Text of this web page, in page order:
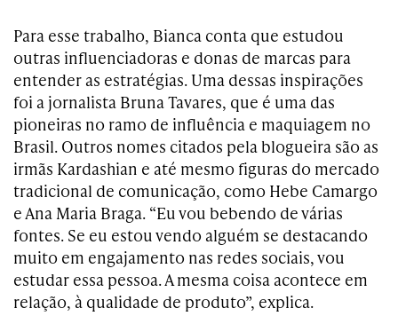
Para esse trabalho, Bianca conta que estudou
outras influenciadoras e donas de marcas para
entender as estratégias. Uma dessas inspirações
foi a jornalista Bruna Tavares, que é uma das
pioneiras no ramo de influência e maquiagem no
Brasil. Outros nomes citados pela blogueira são as
irmãs Kardashian e até mesmo figuras do mercado
tradicional de comunicação, como Hebe Camargo
e Ana Maria Braga. “Eu vou bebendo de várias
fontes. Se eu estou vendo alguém se destacando
muito em engajamento nas redes sociais, vou
estudar essa pessoa. A mesma coisa acontece em
relação, à qualidade de produto”, explica.